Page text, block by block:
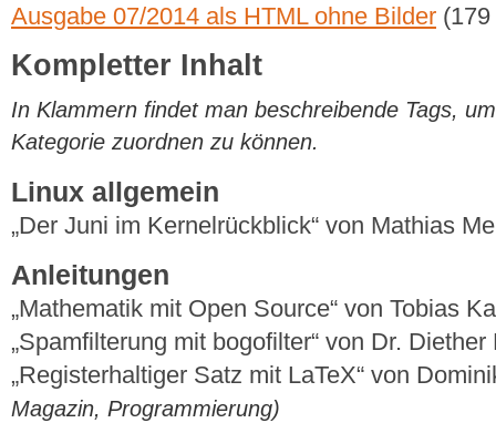
Ausgabe 07/2014 als HTML ohne Bilder
Kompletter Inhalt
In Klammern findet man beschreibende Tags,
Kategorie zuordnen zu können.
Linux allgemein
„Der Juni im Kernelrückblick“ von Mathias
Anleitungen
„Mathematik mit Open Source“ von Tobias
„Spamfilterung mit bogofilter“ von Dr.
„Registerhaltiger Satz mit LaTeX“ von
Magazin, Programmierung)